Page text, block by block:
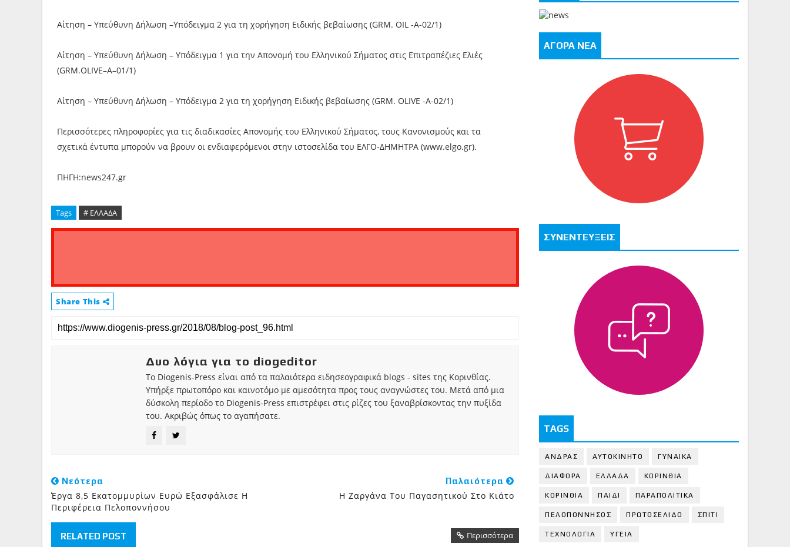
Αίτηση – Υπεύθυνη Δήλωση –Υπόδειγμα 2 για τη χορήγηση Ειδικής βεβαίωσης (GRM. OIL -A-02/1)
Αίτηση – Υπεύθυνη Δήλωση – Υπόδειγμα 1 για την Απονομή του Ελληνικού Σήματος στις Επιτραπέζιες Ελιές
(GRM.OLIVE–A–01/1)
Αίτηση – Υπεύθυνη Δήλωση – Υπόδειγμα 2 για τη χορήγηση Ειδικής βεβαίωσης (GRM. OLIVE -A-02/1)
Περισσότερες πληροφορίες για τις διαδικασίες Aπονομής του Ελληνικού Σήματος, τους Κανονισμούς και τα
σχετικά έντυπα μπορούν να βρουν οι ενδιαφερόμενοι στην ιστοσελίδα του ΕΛΓΟ-ΔΗΜΗΤΡΑ (www.elgo.gr).
ΠΗΓΗ:news247.gr
Tags # ΕΛΛΑΔΑ
Share This
Δυο λόγια για το diogeditor
Το Diogenis-Press είναι από τα παλαιότερα ειδησεογραφικά blogs - sites της Κορινθίας.
Υπήρξε πρωτοπόρο και καινοτόμο με αμεσότητα προς τους αναγνώστες του. Μετά από μια
δύσκολη περίοδο το Diogenis-Press επιστρέφει στις ρίζες του ξαναβρίσκοντας την πυξίδα
του. Ακριβώς όπως το αγαπήσατε.
Νεότερα
Έργα 8,5 Εκατομμυρίων Ευρώ Εξασφάλισε Η
Περιφέρεια Πελοποννήσου
Παλαιότερα
Η Ζαργάνα Του Παγασητικού Στο Κιάτο
RELATED POST Περισσότερα
ΑΓΟΡΑ ΝΕΑ
ΣΥΝΕΝΤΕΥΞΕΙΣ
TAGS
ΑΝΔΡΑΣ ΑΥΤΟΚΙΝΗΤΟ ΓΥΝΑΙΚΑ
ΔΙΑΦΟΡΑ ΕΛΛΑΔΑ ΚΟΡΙΝΘΙΑ
ΚΟΡΙΝΘΙA ΠΑΙΔΙ ΠΑΡΑΠΟΛΙΤΙΚΑ
ΠΕΛΟΠΟΝΝΗΣΟΣ ΠΡΩΤΟΣΕΛΙΔΟ ΣΠΙΤΙ
ΤΕΧΝΟΛΟΓΙΑ ΥΓΕΙΑ